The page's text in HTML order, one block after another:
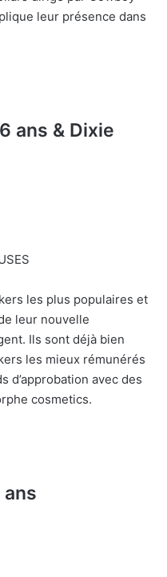
leur présence dans
ans & Dixie
les plus populaires et
leur nouvelle
Ils sont déjà bien
les mieux rémunérés
d’approbation avec des
cosmetics.